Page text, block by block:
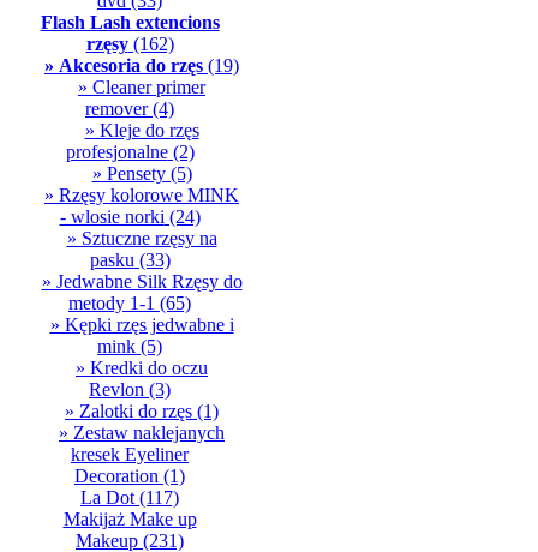
Flash Lash extencions
rzęsy(162)
» Akcesoria do rzęs (19)
» Cleaner primer
remover(4)
» Kleje do rzęs
profesjonalne(2)
» Pensety(5)
» Rzęsy kolorowe MINK
- wlosie norki (24)
» Sztuczne rzęsy na
pasku (33)
» Jedwabne Silk Rzęsy do
metody 1-1 (65)
» Kępki rzęs jedwabne i
mink (5)
» Kredki do oczu
Revlon (3)
» Zalotki do rzęs (1)
» Zestaw naklejanych
kresek Eyeliner
Decoration (1)
La Dot (117)
Makijaż Make up
Makeup (231)